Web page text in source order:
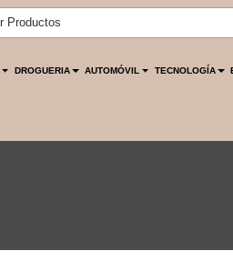
DROGUERIA AUTOMÓVIL TECNOLOGÍA